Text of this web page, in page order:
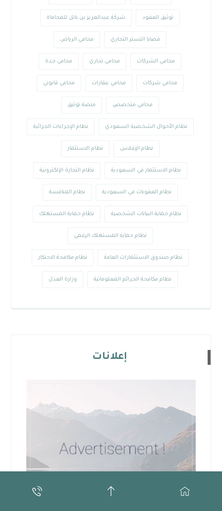
توثيق العقود شركة عبدالعزيز بن باتل للمحاماة
قضايا التستر التجاري محامي الرياض
محامي الشركات محامي تجاري محامي جدة
محامي شركات محامي عقارات محامي قانوني
محامي متخصص منصة توثيق
نظام الأحوال الشخصية السعودي نظام الإجراءات الجزائية
نظام الإفلاس نظام الاستثمار
نظام الاستثمار في السعودية نظام التجارة الإلكترونية
نظام العقوبات في السعودية نظام المنافسة
نظام حماية البيانات الشخصية نظام حماية المستهلك
نظام حماية المستهلك الرقمي
نظام صندوق الاستثمارات العامة نظام مكافحة الاحتكار
نظام مكافحة الجرائم المعلوماتية وزارة العدل
إعلانات